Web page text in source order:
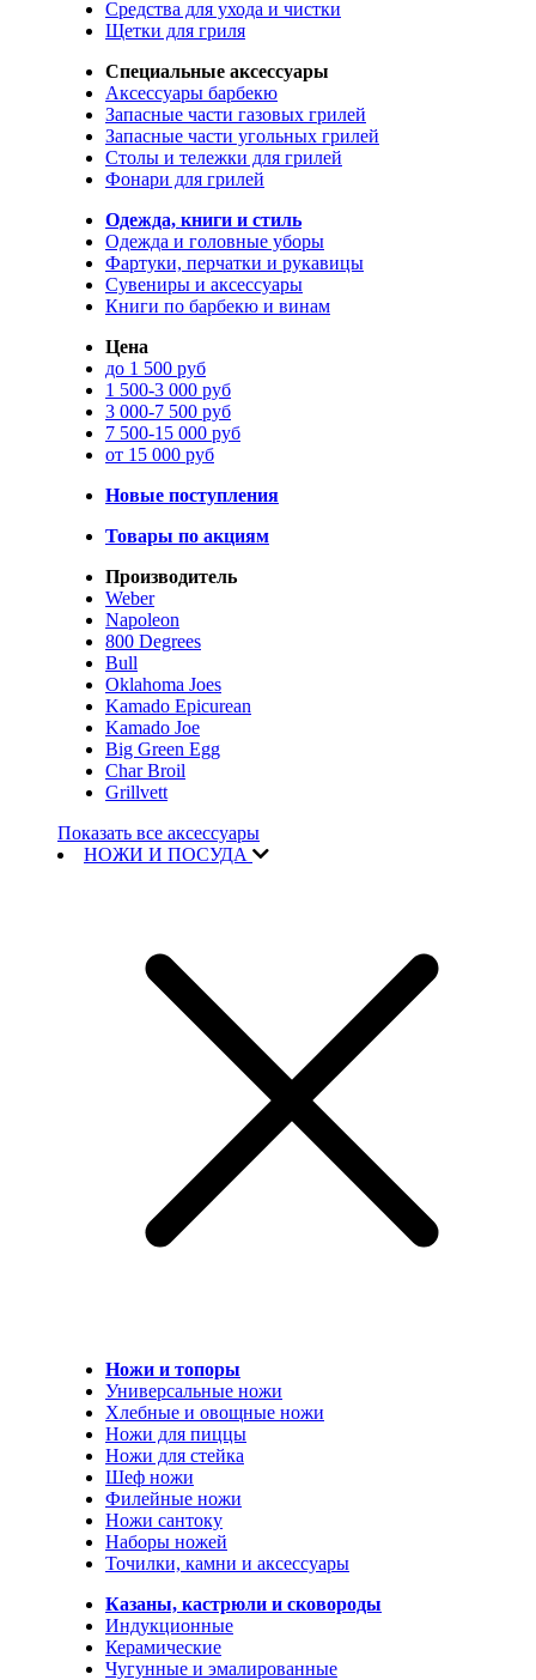
Средства для ухода и чистки
Щетки для гриля
Специальные аксессуары
Аксессуары барбекю
Запасные части газовых грилей
Запасные части угольных грилей
Столы и тележки для грилей
Фонари для грилей
Одежда, книги и стиль
Одежда и головные уборы
Фартуки, перчатки и рукавицы
Сувениры и аксессуары
Книги по барбекю и винам
Цена
до 1 500 руб
1 500-3 000 руб
3 000-7 500 руб
7 500-15 000 руб
от 15 000 руб
Новые поступления
Товары по акциям
Производитель
Weber
Napoleon
800 Degrees
Bull
Oklahoma Joes
Kamado Epicurean
Kamado Joe
Big Green Egg
Char Broil
Grillvett
Показать все аксессуары
НОЖИ И ПОСУДА
Ножи и топоры
Универсальные ножи
Хлебные и овощные ножи
Ножи для пиццы
Ножи для стейка
Шеф ножи
Филейные ножи
Ножи сантоку
Наборы ножей
Точилки, камни и аксессуары
Казаны, кастрюли и сковороды
Индукционные
Керамические
Чугунные и эмалированные